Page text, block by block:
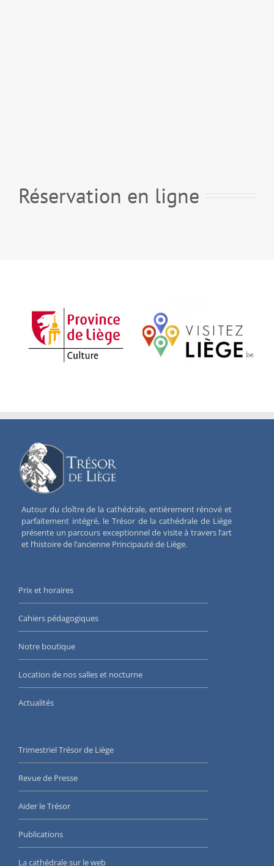
Réservation en ligne
Autour du cloître de la cathédrale, entièrement rénové et
parfaitement intégré, le Trésor de la cathédrale de Liège
présente un parcours exceptionnel de visite à travers l’art
et l’histoire de l’ancienne Principauté de Liège.
Prix et horaires
Cahiers pédagogiques
Notre boutique
Location de nos salles et nocturne
Actualités
Trimestriel Trésor de Liège
Revue de Presse
Aider le Trésor
Publications
La cathédrale sur le web